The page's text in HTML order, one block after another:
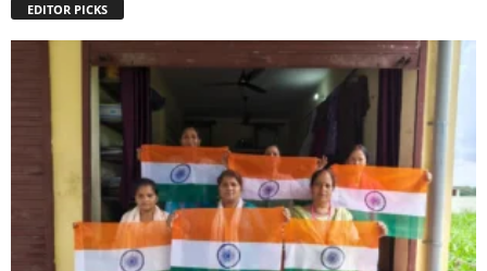
EDITOR PICKS